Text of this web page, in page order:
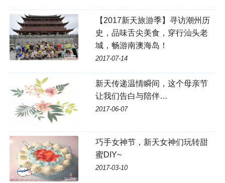
【2017新天旅游季】寻访潮州历
史，品味舌尖美食，穿行汕头老
城，畅游南澳海岛！
2017-07-14
新天传递温情瞬间，这个母亲节
让我们告白与陪伴…
2017-06-07
巧手女神节，新天女神们玩转甜
蜜DIY~
2017-03-10